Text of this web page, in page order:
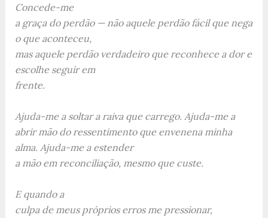
Concede-me
a graça do perdão — não aquele perdão fácil que nega
o que aconteceu,
mas aquele perdão verdadeiro que reconhece a dor e
escolhe seguir em
frente.
Ajuda-me a soltar a raiva que carrego. Ajuda-me a
abrir mão do ressentimento que envenena minha
alma. Ajuda-me a estender
a mão em reconciliação, mesmo que custe.
E quando a
culpa de meus próprios erros me pressionar,